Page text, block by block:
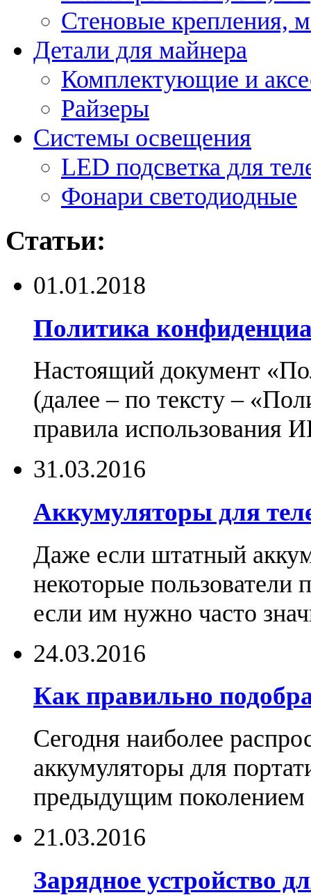
Стеновые крепления,
Детали для майнера
Комплектующие и
Райзеры
Системы освещения
LED подсветка для
Фонари светодиодные
Статьи:
01.01.2018
Политика
Настоящий документ
(далее – по тексту –
правила использования
31.03.2016
Аккумуляторы для
Даже если штатный
некоторые пользователи
если им нужно часто
24.03.2016
Как правильно
Сегодня наиболее
аккумуляторы для
предыдущим поколением
21.03.2016
Зарядное устройство